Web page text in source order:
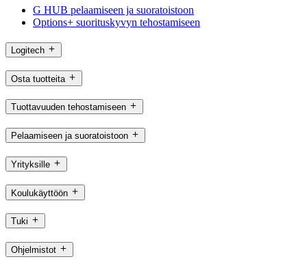
G HUB pelaamiseen ja suoratoistoon
Options+ suorituskyvyn tehostamiseen
Logitech
Osta tuotteita
Tuottavuuden tehostamiseen
Pelaamiseen ja suoratoistoon
Yrityksille
Koulukäyttöön
Tuki
Ohjelmistot